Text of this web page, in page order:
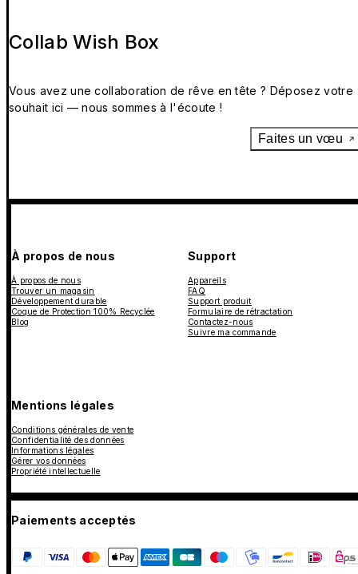
Collab Wish Box
Vous avez une collaboration de rêve en tête ? Déposez votre
souhait ici — nous sommes à l'écoute !
Faites un vœu
À propos de nous
À propos de nous
Trouver un magasin
Développement durable
Coque de Protection 100% Recyclée
Blog
Support
Appareils
FAQ
Support produit
Formulaire de rétractation
Contactez-nous
Suivre ma commande
Mentions légales
Conditions générales de vente
Confidentialité des données
Informations légales
Gérer vos données
Propriété intellectuelle
Paiements acceptés